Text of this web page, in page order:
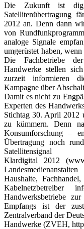
Die Zukunft ist
Satellitenübertragung
2012 an. Denn dann
von
analoge Signale
umgerüstet haben,
Die Fachbetriebe
Handwerke stellen
zurzeit informieren
Kampagne über
Damit es nicht zu
Experten des
Stichtag 30. April 2012
zu kümmern. Denn
Konsumforschung –
Übertragung noch
Satellitensignal
Klardigital 2012
Haushalte,
Kabelnetzbetreiber
Handwerksbetriebe
Empfangs ist der
Zentralverband der
Handwerke (ZVEH,